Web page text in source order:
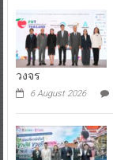
วงจร
6 August 2026